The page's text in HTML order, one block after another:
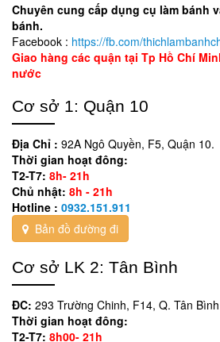
Chuyên cung cấp dụng cụ làm bánh
bánh.
Facebook : https://fb.com/
Giao hàng các quận tại Tp Hồ Chí
nước
Cơ sở 1: Quận 10
Địa Chỉ : 92A Ngô Quyền, F5, Quận 10.
Thời gian hoạt đông:
T2-T7: 8h- 21h
Chủ nhật: 8h - 21h
Hotline : 0932.151.911
Bản đồ đường đi
Cơ sở LK 2: Tân Bình
ĐC: 293 Trường Chinh, F14, Q. Tân Bình
Thời gian hoạt đông:
T2-T7: 8h00- 21h